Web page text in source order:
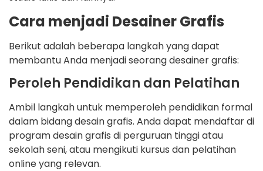
Cara menjadi Desainer Grafis
Berikut adalah beberapa langkah yang dapat
membantu Anda menjadi seorang desainer grafis:
Peroleh Pendidikan dan Pelatihan
Ambil langkah untuk memperoleh pendidikan formal
dalam bidang desain grafis. Anda dapat mendaftar di
program desain grafis di perguruan tinggi atau
sekolah seni, atau mengikuti kursus dan pelatihan
online yang relevan.